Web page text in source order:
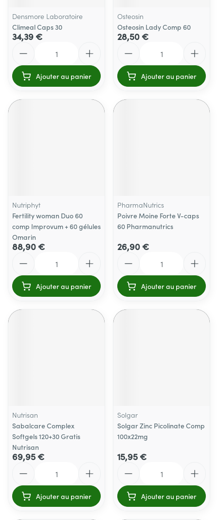
Densmore Laboratoire
Climeal Caps 30
34,39 €
Ajouter au panier
Osteosin
Osteosin Lady Comp 60
28,50 €
Ajouter au panier
Nutriphyt
Fertility woman Duo 60
comp Improvum + 60 gélules
Omarin
88,90 €
Ajouter au panier
PharmaNutrics
Poivre Moine Forte V-caps
60 Pharmanutrics
26,90 €
Ajouter au panier
Nutrisan
Sabalcare Complex
Softgels 120+30 Gratis
Nutrisan
69,95 €
Ajouter au panier
Solgar
Solgar Zinc Picolinate Comp
100x22mg
15,95 €
Ajouter au panier